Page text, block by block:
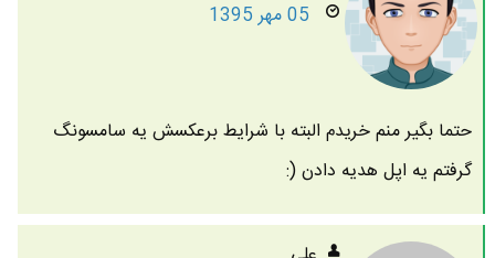
05 مهر 1395
حتما بگیر منم خریدم البته با شرایط برعکسش یه سامسونگ
گرفتم یه اپل هدیه دادن (: